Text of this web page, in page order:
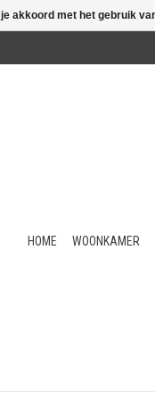
HOME WOONKAMER
akkoord met het gebruik